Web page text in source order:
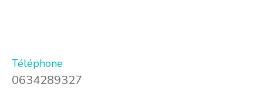
Téléphone
0634289327